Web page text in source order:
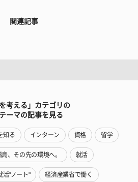
関連記事
を考える」カテゴリの
ーマの記事を見る
知る インターン 資格 留学
島、その先の環境へ。 就活
活"ノート" 経済産業省で働く